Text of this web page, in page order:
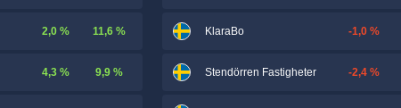
2,0 % 11,6 %
4,3 % 9,9 %
KlaraBo -1,0 %
Stendörren Fastigheter -2,4 %